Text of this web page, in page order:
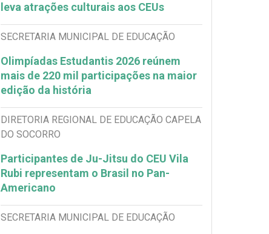
leva atrações culturais aos CEUs
SECRETARIA MUNICIPAL DE EDUCAÇÃO
Olimpíadas Estudantis 2026 reúnem
mais de 220 mil participações na maior
edição da história
DIRETORIA REGIONAL DE EDUCAÇÃO CAPELA
DO SOCORRO
Participantes de Ju-Jitsu do CEU Vila
Rubi representam o Brasil no Pan-
Americano
SECRETARIA MUNICIPAL DE EDUCAÇÃO